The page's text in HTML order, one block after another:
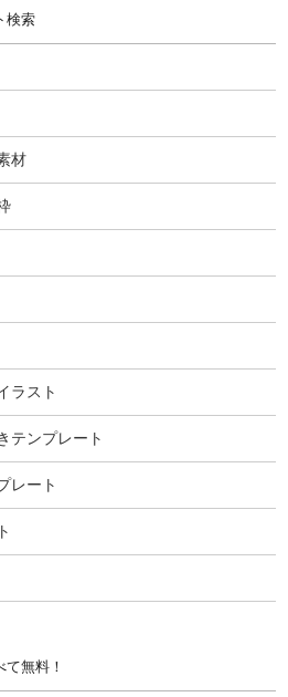
検索
材
ラスト
テンプレート
レート
無料！